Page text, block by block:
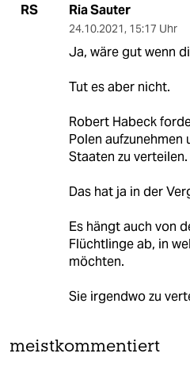
RS Ria Sauter
24.10.2021, 15:17 Uhr
Ja, wäre gut wenn
Tut es aber nicht.
Robert Habeck
Polen
Staaten zu verteilen.
Das hat ja in der
Es hängt auch von
Flüchtlinge ab, in
möchten.
Sie irgendwo zu
meistkommentiert